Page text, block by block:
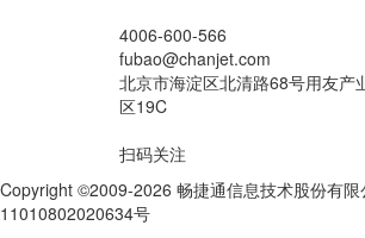
4006-600-566
fubao@chanjet.com
北京市海淀区北清路68号用友产
区19C
扫码关注
Copyright ©2009-2026 畅捷通信息技术股份有限
11010802020634号